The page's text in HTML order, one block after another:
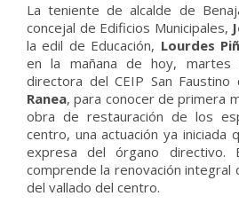
La teniente de alcalde de
concejal de Edificios Municipales,
la edil de Educación, Lourdes
en la mañana de hoy,
directora del CEIP San Faustino
Ranea, para conocer de primera
obra de restauración de los
centro, una actuación ya iniciada
expresa del órgano directivo.
comprende la renovación integral
del vallado del centro.